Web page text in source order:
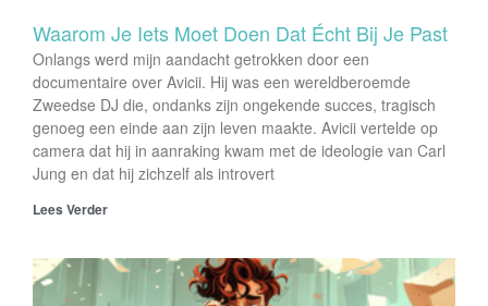
Waarom Je Iets Moet Doen Dat Écht Bij Je Past
Onlangs werd mijn aandacht getrokken door een
documentaire over Avicii. Hij was een wereldberoemde
Zweedse DJ die, ondanks zijn ongekende succes, tragisch
genoeg een einde aan zijn leven maakte. Avicii vertelde op
camera dat hij in aanraking kwam met de ideologie van Carl
Jung en dat hij zichzelf als introvert
Lees Verder